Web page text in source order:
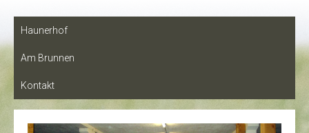
Haunerhof
Am Brunnen
Kontakt